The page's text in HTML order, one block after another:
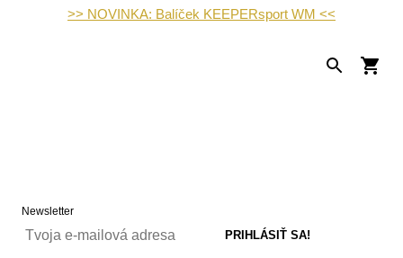
>> NOVINKA: Balíček KEEPERsport WM <<
Newsletter